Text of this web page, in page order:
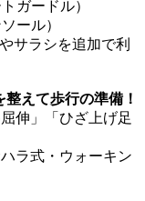
ガードル）
ール）
サラシを追加で利
えて歩行の準備！
伸」「ひざ上げ足
ラ式・ウォーキン